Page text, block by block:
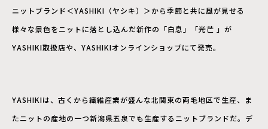
ニットブランド＜YASHIKI（ヤシキ）＞から季節と共に風が見せる
様々な景色をニットに落とし込んだ新作の「白息」「光芒 」が
YASHIKI取扱店や、YASHIKIオンラインショップにて発売。
YASHIKIは、古くから繊維産業が盛んな北関東の両毛地区で生産、ま
たニットの産地の一つ新潟県五泉でも生産するニットブランドだ。デ